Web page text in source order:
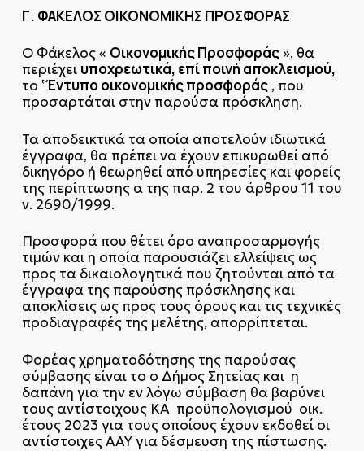
Γ. ΦΑΚΕΛΟΣ ΟΙΚΟΝΟΜΙΚΗΣ ΠΡΟΣΦΟΡΑΣ
Ο Φάκελος « Οικονομικής Προσφοράς», θα
περιέχει υποχρεωτικά, επί ποινή αποκλεισμού,
το ‘Έντυπο οικονομικής προσφοράς, που
προσαρτάται στην παρούσα πρόσκληση.
Τα αποδεικτικά τα οποία αποτελούν ιδιωτικά
έγγραφα, θα πρέπει να έχουν επικυρωθεί από
δικηγόρο ή θεωρηθεί από υπηρεσίες και φορείς
της περίπτωσης α της παρ. 2 του άρθρου 11 του
ν. 2690/1999.
Προσφορά που θέτει όρο αναπροσαρμογής
τιμών και η οποία παρουσιάζει ελλείψεις ως
προς τα δικαιολογητικά που ζητούνται από τα
έγγραφα της παρούσης πρόσκλησης και
αποκλίσεις ως προς τους όρους και τις τεχνικές
προδιαγραφές της μελέτης, απορρίπτεται.
Φορέας χρηματοδότησης της παρούσας
σύμβασης είναι το ο Δήμος Σητείας και η
δαπάνη για την εν λόγω σύμβαση θα βαρύνει
τους αντίστοιχους ΚΑ προϋπολογισμού οικ.
έτους 2023 για τους οποίους έχουν εκδοθεί οι
αντίστοιχες ΑΑΥ για δέσμευση της πίστωσης.